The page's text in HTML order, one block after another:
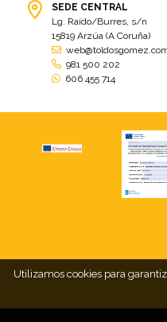
SEDE CENTRAL
Lg. Raído/Burres, s/n
15819 Arzúa (A Coruña)
981 500 202
606 455 714
Utilizamos cookies para